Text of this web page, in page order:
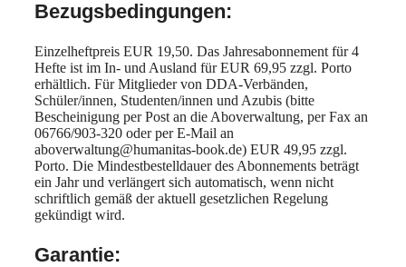
Bezugsbedingungen:
Einzelheftpreis EUR 19,50. Das Jahresabonnement für 4
Hefte ist im In- und Ausland für EUR 69,95 zzgl. Porto
erhältlich. Für Mitglieder von DDA-Verbänden,
Schüler/innen, Studenten/innen und Azubis (bitte
Bescheinigung per Post an die Aboverwaltung, per Fax an
06766/903-320 oder per E-Mail an
aboverwaltung@humanitas-book.de) EUR 49,95 zzgl.
Porto. Die Mindestbestelldauer des Abonnements beträgt
ein Jahr und verlängert sich automatisch, wenn nicht
schriftlich gemäß der aktuell gesetzlichen Regelung
gekündigt wird.
Garantie: